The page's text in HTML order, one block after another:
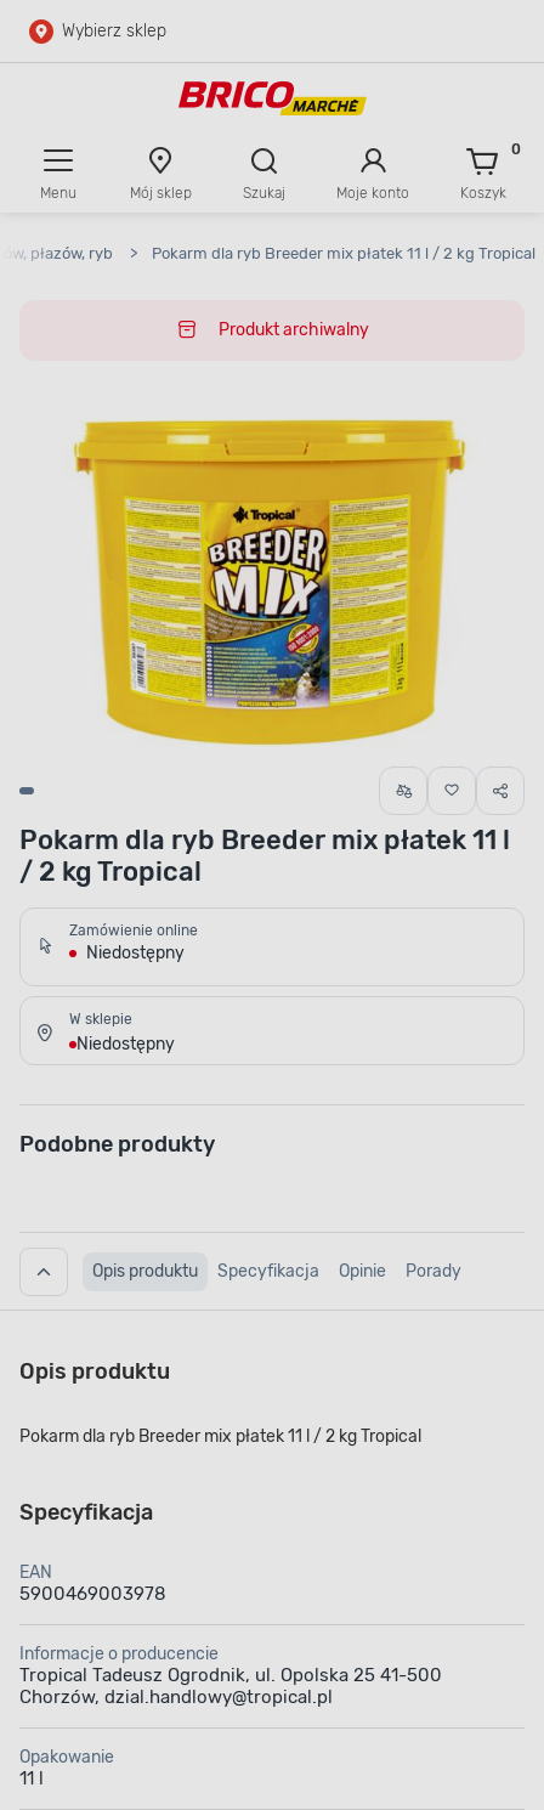
Przejdź do głównej zawartości
Wybierz sklep
Menu Mój sklep Szukaj Moje konto Koszyk
0
płazów, ryb > Pokarm dla ryb Breeder mix płatek 11 l / 2 kg Tropical
Produkt archiwalny
Pokarm dla ryb Breeder mix płatek 11 l
/ 2 kg Tropical
Zamówienie online
Niedostępny
W sklepie
Niedostępny
Podobne produkty
Opis produktu Specyfikacja Opinie Porady
Opis produktu
Pokarm dla ryb Breeder mix płatek 11 l / 2 kg Tropical
Specyfikacja
EAN
5900469003978
Informacje o producencie
Tropical Tadeusz Ogrodnik, ul. Opolska 25 41-500
Chorzów, dzial.handlowy@tropical.pl
Opakowanie
11 l